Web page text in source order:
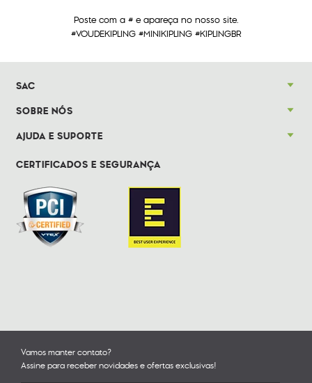
Poste com a # e apareça no nosso site.
#VOUDEKIPLING #MINIKIPLING #KIPLINGBR
SAC
SOBRE NÓS
AJUDA E SUPORTE
CERTIFICADOS E SEGURANÇA
Vamos manter contato?
Assine para receber novidades e ofertas exclusivas!